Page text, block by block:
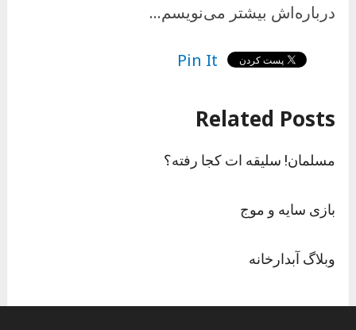
درباره‌اش بیشتر می‌نویسم…
Pin It
Related Posts
مسلمان! سلیقه ات کجا رفته؟
بازی سایه و موج
وبلاگ آبدارخانه